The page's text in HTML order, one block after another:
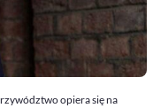
opiera się na